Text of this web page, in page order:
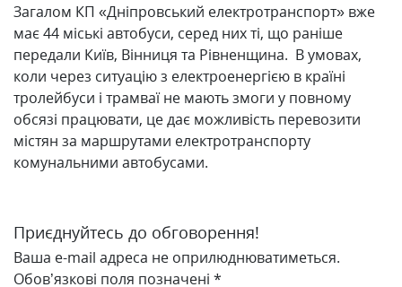
Загалом КП «Дніпровський електротранспорт» вже
має 44 міські автобуси, серед них ті, що раніше
передали Київ, Вінниця та Рівненщина. В умовах,
коли через ситуацію з електроенергією в країні
тролейбуси і трамваї не мають змоги у повному
обсязі працювати, це дає можливість перевозити
містян за маршрутами електротранспорту
комунальними автобусами.
Приєднуйтесь до обговорення!
Ваша e-mail адреса не оприлюднюватиметься.
Обов’язкові поля позначені *